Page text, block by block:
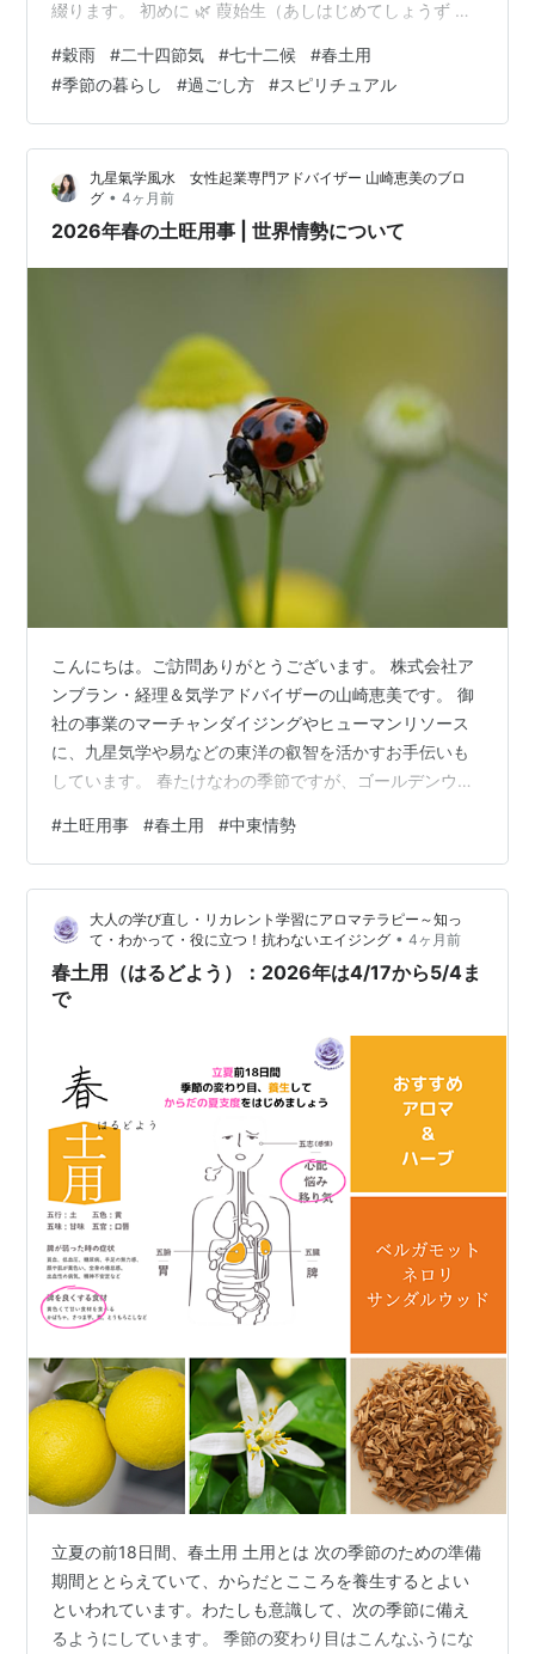
綴ります。 初めに 🌿 葭始生（あしはじめてしょうず ４
づる ４月２５日～４月２９日） 🌸 牡丹華（ぼたんはな
さく ４月３０日～５月４日） 🍃 ゴールデンウィーク
と“旬のずれ” 🍃 春土用と、少し立ち止まる時間 🌱 この
時期の過ごし方のヒント 🍃 にぎやかな季節との付き合い
方 🍃 この時期におすすめのこと 🌸 春土用と社会のゆら
ぎにふ…
#穀雨 #二十四節気 #七十二候 #春土用
#季節の暮らし #過ごし方 #スピリチュアル
九星氣学風水 女性起業専門アドバイザー 山崎恵美のブロ
グ • 4ヶ月前
2026年春の土旺用事 | 世界情勢について
こんにちは。ご訪問ありがとうございます。 株式会社ア
ンブラン・経理＆気学アドバイザーの山崎恵美です。 御
社の事業のマーチャンダイジングやヒューマンリソース
に、九星気学や易などの東洋の叡智を活かすお手伝いも
しています。 春たけなわの季節ですが、ゴールデンウイ
がゆっくりと切り替わり、若葉が濃く、気温も上がって
いきますね。 その前に訪れる「春の土用」。体調も気持
ちも揺れやすいこの時期を心地よく過ごすためのポイン
トと、世界情勢の“裏の動き”を重ねながらまとめました。
今回の春の土用は、4月17日から5月4日までの18日間。
間日は酉・巳・午の日（今回は…
#土旺用事 #春土用 #中東情勢
大人の学び直し・リカレント学習にアロマテラピー～知っ
て・わかって・役に立つ！抗わないエイジング • 4ヶ月前
春土用（はるどよう）：2026年は4/17から5/4ま
で
立夏の前18日間、春土用 土用とは 次の季節のための準備
期間ととらえていて、からだとこころを養生するとよい
といわれています。わたしも意識して、次の季節に備え
るようにしています。 季節の変わり目はこんなふうにな